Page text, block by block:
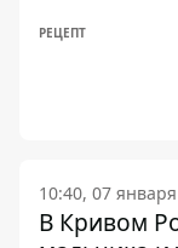
РЕЦЕПТ
10:40, 07
В Кривом